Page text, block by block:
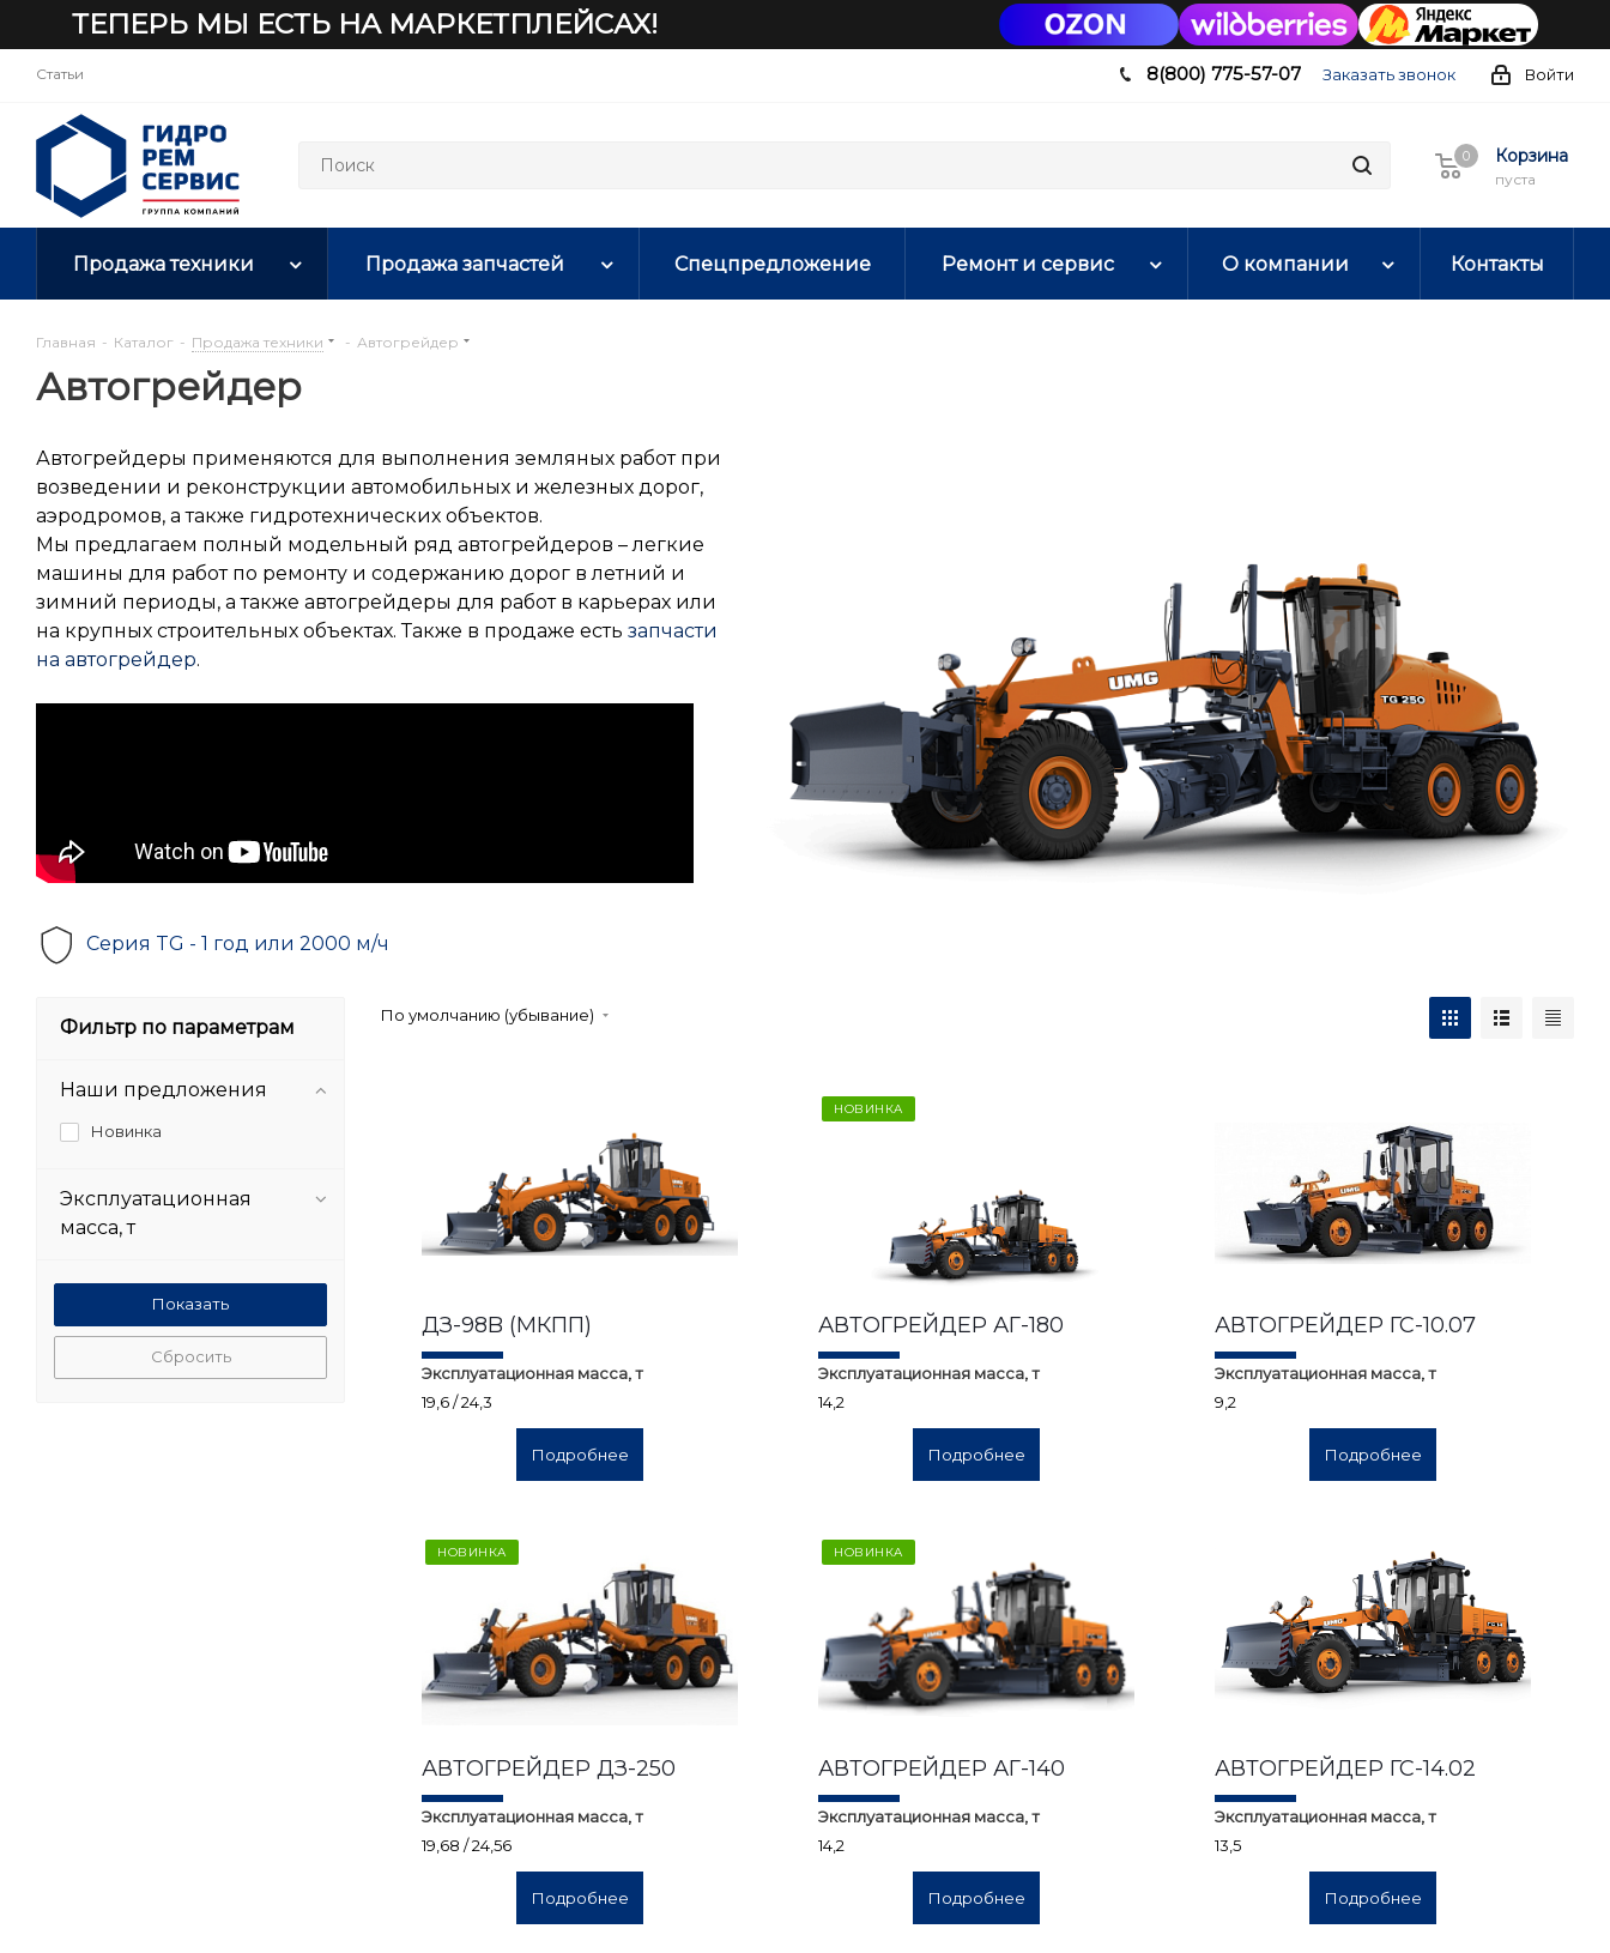
ТЕПЕРЬ МЫ ЕСТЬ НА МАРКЕТПЛЕЙСАХ!
Статьи Войти
8(800) 775-57-07 Заказать звонок
Корзина
0
пуста
0
Продажа техники Продажа запчастей Спецпредложение Ремонт и сервис О компании Контакты
Главная - Каталог - Продажа техники - Автогрейдер
Автогрейдер
Автогрейдеры применяются для выполнения земляных работ при
возведении и реконструкции автомобильных и железных дорог,
аэродромов, а также гидротехнических объектов.
Мы предлагаем полный модельный ряд автогрейдеров – легкие
машины для работ по ремонту и содержанию дорог в летний и
зимний периоды, а также автогрейдеры для работ в карьерах или
на крупных строительных объектах. Также в продаже есть запчасти
на автогрейдер.
Серия TG - 1 год или 2000 м/ч
По умолчанию (убывание)
ДЗ-98B (МКПП)
Эксплуатационная масса, т
19,6 / 24,3
Подробнее
НОВИНКА
АВТОГРЕЙДЕР АГ-180
Эксплуатационная масса, т
14,2
Подробнее
АВТОГРЕЙДЕР ГС-10.07
Эксплуатационная масса, т
9,2
Подробнее
НОВИНКА
АВТОГРЕЙДЕР ДЗ-250
Эксплуатационная масса, т
19,68 / 24,56
Подробнее
НОВИНКА
АВТОГРЕЙДЕР АГ-140
Эксплуатационная масса, т
14,2
Подробнее
АВТОГРЕЙДЕР ГС-14.02
Эксплуатационная масса, т
13,5
Подробнее
Фильтр по параметрам
Наши предложения
Новинка
Эксплуатационная
масса, т
Сбросить